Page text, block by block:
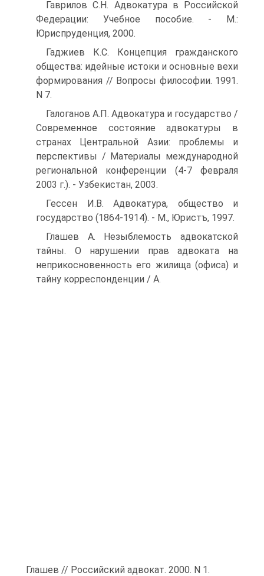
Гаврилов С.Н. Адвокатура в Российской
Федерации: Учебное пособие. - М.:
Юриспруденция, 2000.
Гаджиев К.С. Концепция гражданского
общества: идейные истоки и основные вехи
формирования // Вопросы философии. 1991.
N 7.
Галоганов А.П. Адвокатура и государство /
Современное состояние адвокатуры в
странах Центральной Азии: проблемы и
перспективы / Материалы международной
региональной конференции (4-7 февраля
2003 г.). - Узбекистан, 2003.
Гессен И.В. Адвокатура, общество и
государство (1864-1914). - М., Юристъ, 1997.
Глашев А. Незыблемость адвокатской
тайны. О нарушении прав адвоката на
неприкосновенность его жилища (офиса) и
тайну корреспонденции / А.
Глашев // Российский адвокат. 2000. N 1.